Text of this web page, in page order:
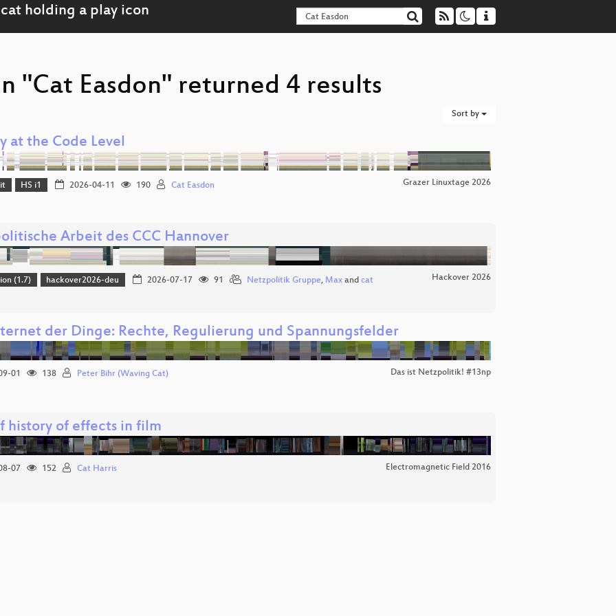
"Cat Easdon" returned 4 results
Sort by
at the Code Level
HS i1 2026-04-11 190 Cat Easdon Grazer Linuxtage 2026
Arbeit des CCC Hannover
(1.7) hackover2026-deu 2026-07-17 91 Netzpolitik Gruppe, Maxand cat Hackover 2026
der Dinge: Rechte, Regulierung und Spannungsfelder
01 138 Peter Bihr (Waving Cat) Das ist Netzpolitik! #13np
history of effects in film
07 152 Cat Harris Electromagnetic Field 2016